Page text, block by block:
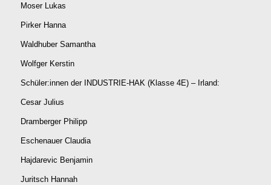
Moser Lukas
Pirker Hanna
Waldhuber Samantha
Wolfger Kerstin
Schüler:innen der INDUSTRIE-HAK (Klasse 4E) – Irland:
Cesar Julius
Dramberger Philipp
Eschenauer Claudia
Hajdarevic Benjamin
Juritsch Hannah